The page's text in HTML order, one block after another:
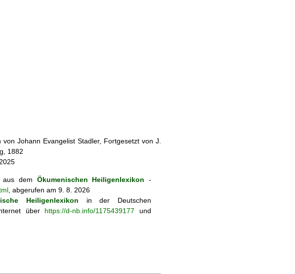
Johann Evangelist Stadler, Fortgesetzt von J.
1882
aus dem Ökumenischen Heiligenlexikon -
, abgerufen am 9. 8. 2026
Heiligenlexikon in der Deutschen
über https://d-nb.info/1175439177 und